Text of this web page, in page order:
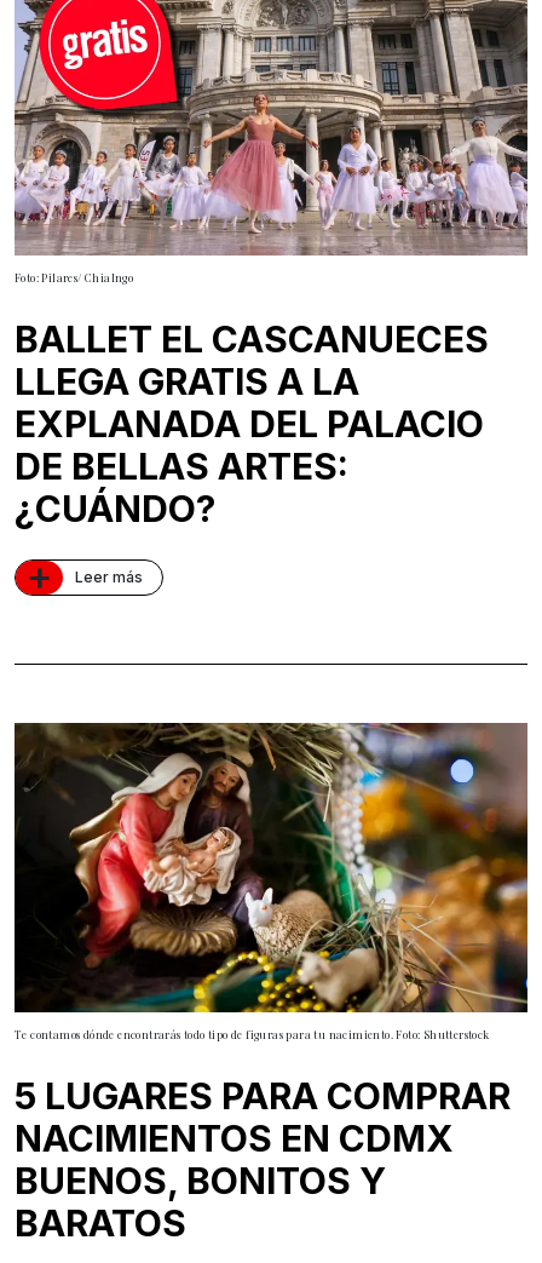
Foto: Pilares/ Chialngo
BALLET EL CASCANUECES
LLEGA GRATIS A LA
EXPLANADA DEL PALACIO
DE BELLAS ARTES:
¿CUÁNDO?
+ Leer más
Te contamos dónde encontrarás todo tipo de figuras para tu nacimiento. Foto: Shutterstock
5 LUGARES PARA COMPRAR
NACIMIENTOS EN CDMX
BUENOS, BONITOS Y
BARATOS